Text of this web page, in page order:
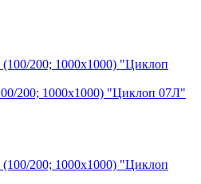
200; 1000х1000) "Циклоп 07Л"